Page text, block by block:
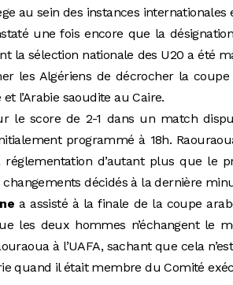
au sein des instances internationales
une fois encore que la
la sélection nationale des U20 a été
les Algériens de décrocher la
l’Arabie saoudite au Caire.
le score de 2-1 dans un match
programmé à 18h.
d’autant plus que le
décidés à la dernière
a assisté à la finale de la coupe
les deux hommes n’échangent le
à l’UAFA, sachant que cela
quand il était membre du Comité